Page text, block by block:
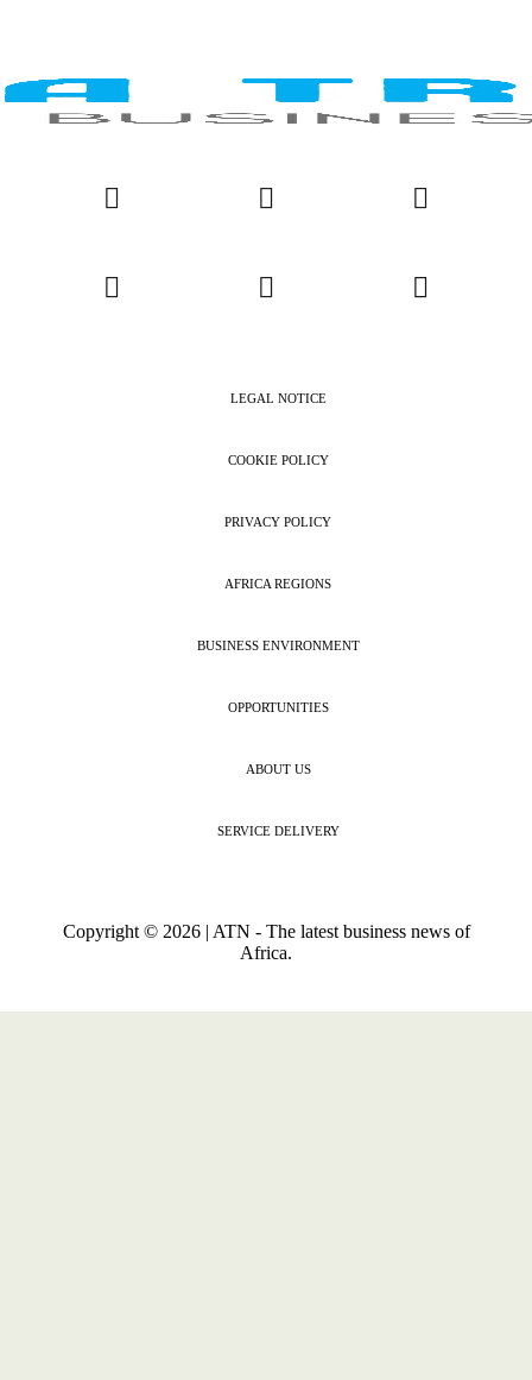
LEGAL NOTICE
COOKIE POLICY
PRIVACY POLICY
AFRICA REGIONS
BUSINESS ENVIRONMENT
OPPORTUNITIES
ABOUT US
SERVICE DELIVERY
Copyright © 2026 | ATN - The latest business news of
Africa.